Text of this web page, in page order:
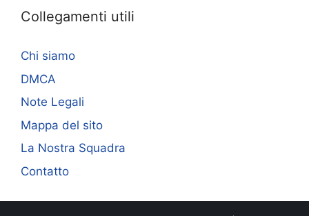
Collegamenti utili
Chi siamo
DMCA
Note Legali
Mappa del sito
La Nostra Squadra
Contatto